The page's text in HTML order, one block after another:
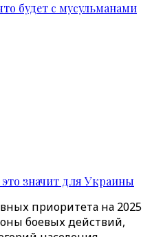
будет с мусульманами
значит для Украины
приоритета на 2025
боевых действий,